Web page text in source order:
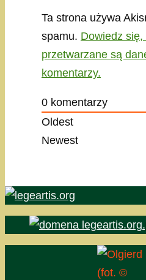
Ta strona używa
spamu. Dowiedz
przetwarzane są
komentarzy.
0 komentarzy
Oldest
Newest
(fot. ©